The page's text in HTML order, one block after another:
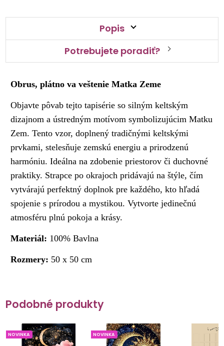
Popis
Potrebujete poradiť?
Obrus, plátno va veštenie Matka Zeme
Objavte pôvab tejto tapisérie so silným keltským
dizajnom a ústredným motívom symbolizujúcim Matku
Zem. Tento vzor, doplnený tradičnými keltskými
prvkami, stelesňuje zemskú energiu a prirodzenú
harmóniu. Ideálna na zdobenie priestorov či duchovné
praktiky. Strapce po okrajoch pridávajú na štýle, čím
vytvárajú perfektný doplnok pre každého, kto hľadá
spojenie s prírodou a mystikou. Vytvorte jedinečnú
atmosféru plnú pokoja a krásy.
Materiál: 100% Bavlna
Rozmery: 50 x 50 cm
Podobné produkty
NOVINKA NOVINKA